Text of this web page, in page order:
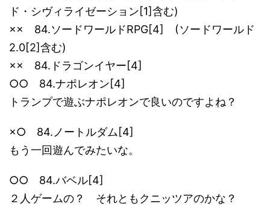
ド・シヴィライゼーション[1]含む)
×× 84.ソードワールドRPG[4] (ソードワールド
2.0[2]含む)
×× 84.ドラゴンイヤー[4]
○○ 84.ナポレオン[4]
トランプで遊ぶナポレオンで良いのですよね？
×○ 84.ノートルダム[4]
もう一回遊んでみたいな。
○○ 84.バベル[4]
２人ゲームの？ それともクニッツアのかな？